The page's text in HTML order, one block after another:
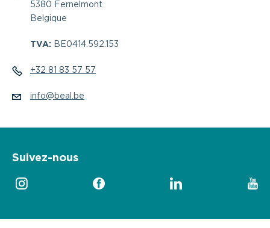
5380 Fernelmont
Belgique
TVA: BE0414.592.153
+32 81 83 57 57
info@beal.be
Suivez-nous